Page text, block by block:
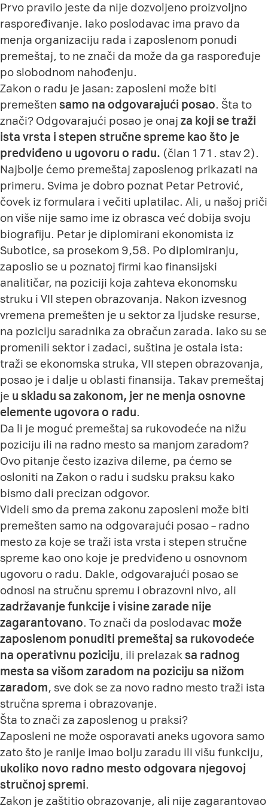
Prvo pravilo jeste da nije dozvoljeno proizvoljno
raspoređivanje. Iako poslodavac ima pravo da
menja organizaciju rada i zaposlenom ponudi
premeštaj, to ne znači da može da ga raspoređuje
po slobodnom nahođenju.
Zakon o radu je jasan: zaposleni može biti
premešten samo na odgovarajući posao. Šta to
znači? Odgovarajući posao je onaj za koji se traži
ista vrsta i stepen stručne spreme kao što je
predviđeno u ugovoru o radu. (član 171. stav 2).
Najbolje ćemo premeštaj zaposlenog prikazati na
primeru. Svima je dobro poznat Petar Petrović,
čovek iz formulara i večiti uplatilac. Ali, u našoj priči
on više nije samo ime iz obrasca već dobija svoju
biografiju. Petar je diplomirani ekonomista iz
Subotice, sa prosekom 9,58. Po diplomiranju,
zaposlio se u poznatoj firmi kao finansijski
analitičar, na poziciji koja zahteva ekonomsku
struku i VII stepen obrazovanja. Nakon izvesnog
vremena premešten je u sektor za ljudske resurse,
na poziciju saradnika za obračun zarada. Iako su se
promenili sektor i zadaci, suština je ostala ista:
traži se ekonomska struka, VII stepen obrazovanja,
posao je i dalje u oblasti finansija. Takav premeštaj
je u skladu sa zakonom, jer ne menja osnovne
elemente ugovora o radu.
Da li je moguć premeštaj sa rukovodeće na nižu
poziciju ili na radno mesto sa manjom zaradom?
Ovo pitanje često izaziva dileme, pa ćemo se
osloniti na Zakon o radu i sudsku praksu kako
bismo dali precizan odgovor.
Videli smo da prema zakonu zaposleni može biti
premešten samo na odgovarajući posao – radno
mesto za koje se traži ista vrsta i stepen stručne
spreme kao ono koje je predviđeno u osnovnom
ugovoru o radu. Dakle, odgovarajući posao se
odnosi na stručnu spremu i obrazovni nivo, ali
zadržavanje funkcije i visine zarade nije
zagarantovano. To znači da poslodavac može
zaposlenom ponuditi premeštaj sa rukovodeće
na operativnu poziciju, ili prelazaksa radnog
mesta sa višom zaradom na poziciju sa nižom
zaradom, sve dok se za novo radno mesto traži ista
stručna sprema i obrazovanje.
Šta to znači za zaposlenog u praksi?
Zaposleni ne može osporavati aneks ugovora samo
zato što je ranije imao bolju zaradu ili višu funkciju,
ukoliko novo radno mesto odgovara njegovoj
stručnoj spremi.
Zakon je zaštitio obrazovanje, ali nije zagarantovao